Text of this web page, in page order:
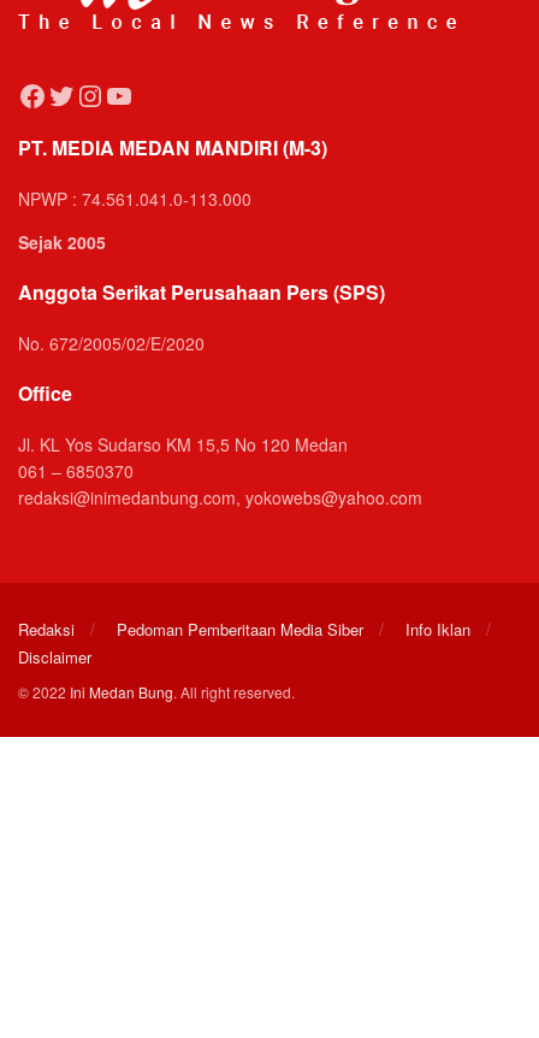
Facebook
Twitter
Instagram
YouTube
PT. MEDIA MEDAN MANDIRI (M-3)
NPWP : 74.561.041.0-113.000
Sejak 2005
Anggota Serikat Perusahaan Pers (SPS)
No. 672/2005/02/E/2020
Office
Jl. KL Yos Sudarso KM 15,5 No 120 Medan
061 – 6850370
redaksi@inimedanbung.com, yokowebs@yahoo.com
Redaksi Pedoman Pemberitaan Media Siber
Info Iklan
Disclaimer
© 2022 Ini Medan Bung. All right reserved.